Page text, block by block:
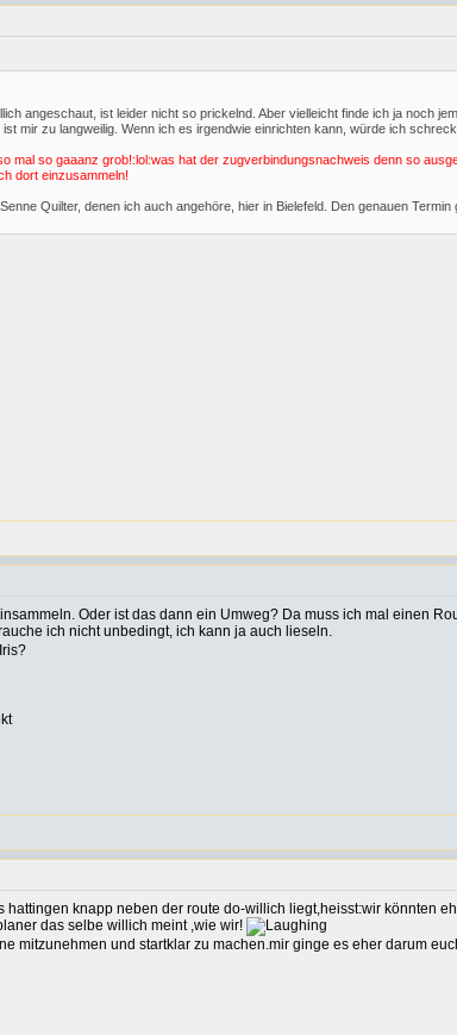
angeschaut, ist leider nicht so prickelnd. Aber vielleicht finde ich ja noch
mir zu langweilig. Wenn ich es irgendwie einrichten kann, würde ich
mal so gaaanz grob!:lol:was hat der zugverbindungsnachweis denn so
dort einzusammeln!
Quilter, denen ich auch angehöre, hier in Bielefeld. Den genauen
Oder ist das dann ein Umweg? Da muss ich mal einen
ich nicht unbedingt, ich kann ja auch lieseln.
knapp neben der route do-willich liegt,heisst:wir könnten
das selbe willich meint ,wie wir!
mitzunehmen und startklar zu machen.mir ginge es eher darum